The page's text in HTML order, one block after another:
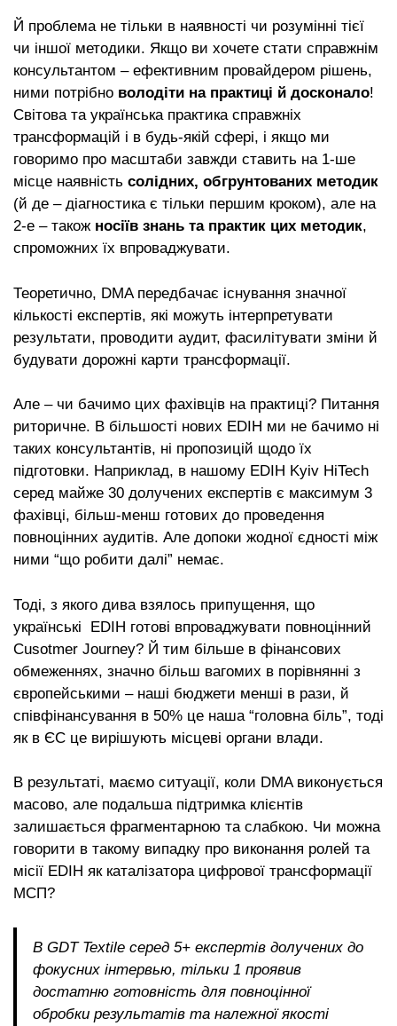
Й проблема не тільки в наявності чи розумінні тієї
чи іншої методики. Якщо ви хочете стати справжнім
консультантом – ефективним провайдером рішень,
ними потрібно володіти на практиці й досконало!
Світова та українська практика справжніх
трансформацій і в будь-якій сфері, і якщо ми
говоримо про масштаби завжди ставить на 1-ше
місце наявність солідних, обгрунтованих методик
(й де – діагностика є тільки першим кроком), але на
2-е – також носіїв знань та практик цих методик,
спроможних їх впроваджувати.
Теоретично, DMA передбачає існування значної
кількості експертів, які можуть інтерпретувати
результати, проводити аудит, фасилітувати зміни й
будувати дорожні карти трансформації.
Але – чи бачимо цих фахівців на практиці? Питання
риторичне. В більшості нових EDIH ми не бачимо ні
таких консультантів, ні пропозицій щодо їх
підготовки. Наприклад, в нашому EDIH Kyiv HiTech
серед майже 30 долучених експертів є максимум 3
фахівці, більш-менш готових до проведення
повноцінних аудитів. Але допоки жодної єдності між
ними “що робити далі” немає.
Тоді, з якого дива взялось припущення, що
українські EDIH готові впроваджувати повноцінний
Cusotmer Journey? Й тим більше в фінансових
обмеженнях, значно більш вагомих в порівнянні з
європейськими – наші бюджети менші в рази, й
співфінансування в 50% це наша “головна біль”, тоді
як в ЄС це вирішують місцеві органи влади.
В результаті, маємо ситуації, коли DMA виконується
масово, але подальша підтримка клієнтів
залишається фрагментарною та слабкою. Чи можна
говорити в такому випадку про виконання ролей та
місії EDIH як каталізатора цифрової трансформації
МСП?
В GDT Textile серед 5+ експертів долучених до
фокусних інтервью, тільки 1 проявив
достатню готовність для повноцінної
обробки результатів та належної якості